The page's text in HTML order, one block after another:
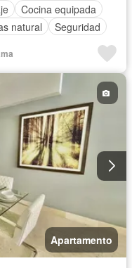
Cocina equipada
natural
Seguridad
Apartamento